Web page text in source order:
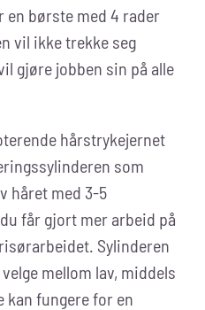
en børste med 4 rader
vil ikke trekke seg
gjøre jobben sin på alle
hårstrykejernet
som
håret med 3-5
får gjort mer arbeid på
Sylinderen
mellom lav, middels
kan fungere for en